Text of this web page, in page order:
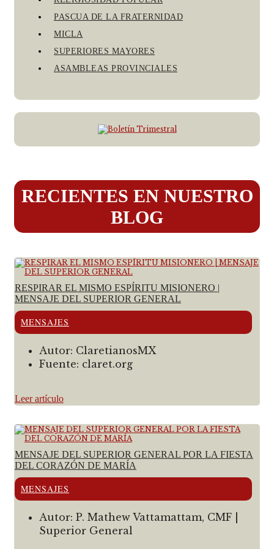
PASCUA DE LA FRATERNIDAD
MICLA
SUPERIORES MAYORES
ASAMBLEAS PROVINCIALES
RECIENTES EN NUESTRO
BLOG
RESPIRAR EL MISMO ESPÍRITU MISIONERO |
MENSAJE DEL SUPERIOR GENERAL
MENSAJES
Autor: ClaretianosMX
Fuente: claret.org
Leer artículo
MENSAJE DEL SUPERIOR GENERAL POR LA FIESTA
DEL CORAZÓN DE MARÍA
MENSAJES
Autor: P. Mathew Vattamattam, CMF |
Superior General